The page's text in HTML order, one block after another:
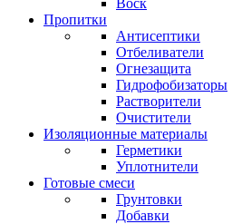
Воск
Пропитки
Антисептики
Отбеливатели
Огнезащита
Гидрофобизаторы
Растворители
Очистители
Изоляционные материалы
Герметики
Уплотнители
Готовые смеси
Грунтовки
Добавки